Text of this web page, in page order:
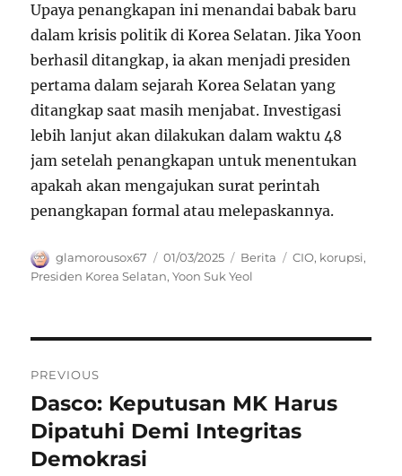
Upaya penangkapan ini menandai babak baru
dalam krisis politik di Korea Selatan. Jika Yoon
berhasil ditangkap, ia akan menjadi presiden
pertama dalam sejarah Korea Selatan yang
ditangkap saat masih menjabat. Investigasi
lebih lanjut akan dilakukan dalam waktu 48
jam setelah penangkapan untuk menentukan
apakah akan mengajukan surat perintah
penangkapan formal atau melepaskannya.
Author
glamorousox67
Posted
on
01/03/2025 Categories
Berita Tags
CIO, korupsi,
Presiden Korea Selatan,Yoon Suk Yeol
pos
PREVIOUS
Previous
post:
Dasco: Keputusan MK Harus
Dipatuhi Demi Integritas
Demokrasi